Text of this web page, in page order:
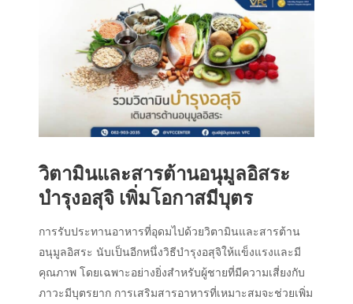
วิตามินและสารต้านอนุมูลอิสระ
บำรุงอสุจิ เพิ่มโอกาสมีบุตร
การรับประทานอาหารที่อุดมไปด้วยวิตามินและสารต้าน
อนุมูลอิสระ นับเป็นอีกหนึ่งวิธีบำรุงอสุจิให้แข็งแรงและมี
คุณภาพ โดยเฉพาะอย่างยิ่งสำหรับผู้ชายที่มีความเสี่ยงกับ
ภาวะมีบุตรยาก การเสริมสารอาหารที่เหมาะสมจะช่วยเพิ่ม